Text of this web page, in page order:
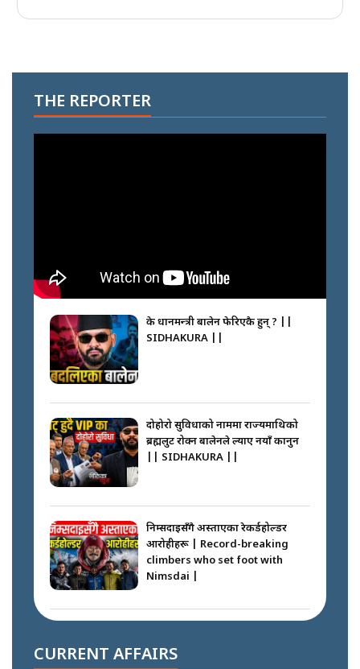
THE REPORTER
के प्रधानमन्त्री बालेन फेरिएकै हुन् ? ||
SIDHAKURA ||
दोहोरो सुविधाको नाममा राज्यमाथिको
ब्रह्मलुट रोक्न बालेनले ल्याए नयाँ कानुन
|| SIDHAKURA ||
निम्सदाइसँगै अस्ताएका रेकर्डहोल्डर
आरोहीहरू | Record-breaking
climbers who set foot with
Nimsdai |
अपराध श्रृङ्खला || SIDHAKURA ||
CURRENT AFFAIRS